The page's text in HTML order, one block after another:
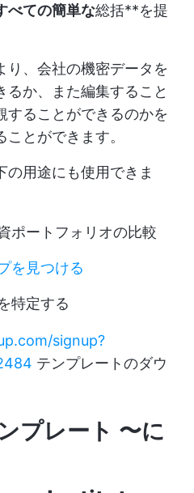
べての簡単な総括**を提
り、会社の機密データを
か、また編集すること
することができるのかを
とができます。
の用途にも使用できま
ポートフォリオの比較
を見つける
特定する
signup?
テンプレートのダウ
プレート 〜に